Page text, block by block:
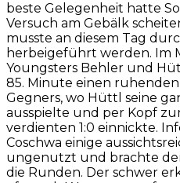
beste Gelegenheit hatte
Versuch am Gebälk
musste an diesem Tag
herbeigeführt werden. Im
Youngsters Behler und
85. Minute einen ruhenden
Gegners, wo Hüttl seine
ausspielte und per Kopf
verdienten 1:0 einnickte.
Coschwa einige
ungenutzt und brachte
die Runden. Der schwer